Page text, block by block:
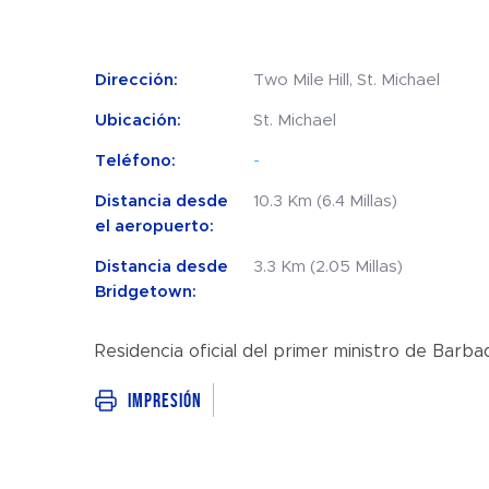
Dirección: Two Mile Hill, St. Michael
Ubicación: St. Michael
Teléfono: -
Distancia desde
el aeropuerto:
10.3 Km (6.4 Millas)
Distancia desde
Bridgetown:
3.3 Km (2.05 Millas)
Residencia oficial del primer ministro de
Impresión